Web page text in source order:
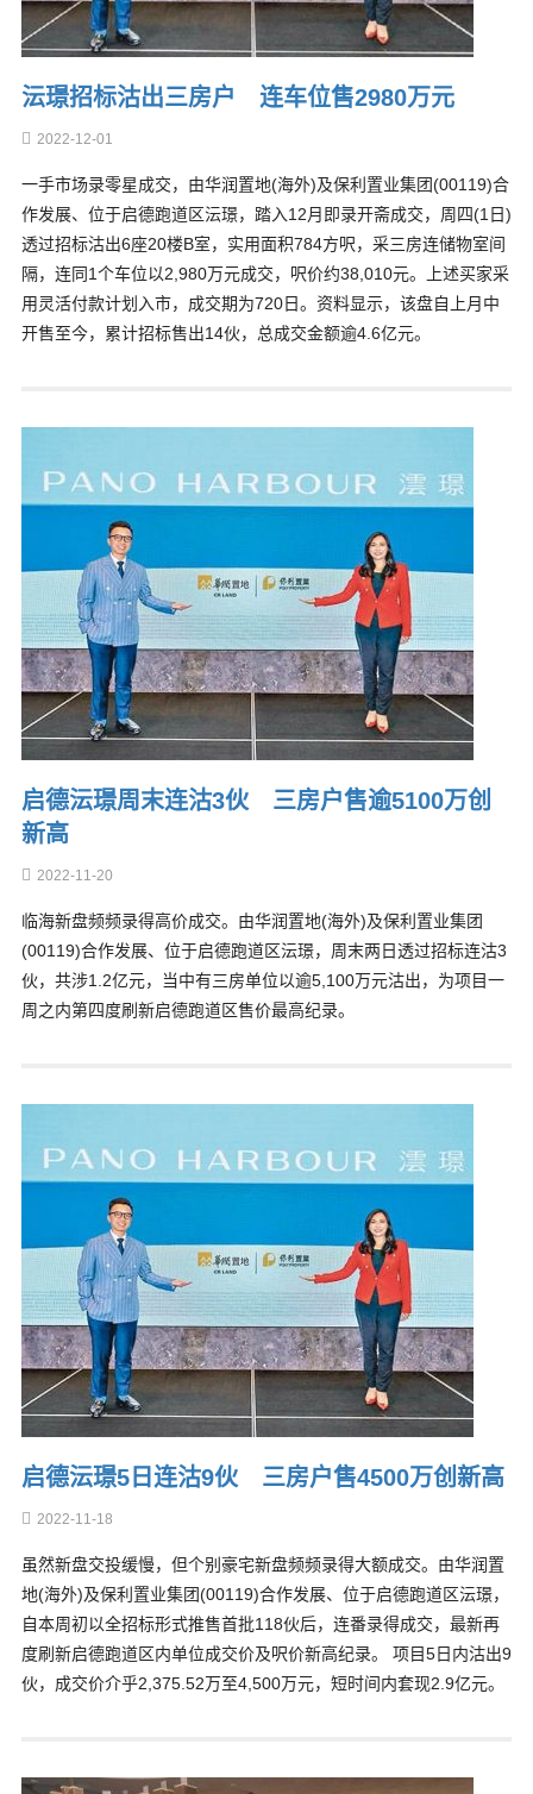
沄璟招标沽出三房户 连车位售2980万元
2022-12-01
一手市场录零星成交，由华润置地(海外)及保利置业集团(00119)合
作发展、位于启德跑道区沄璟，踏入12月即录开斋成交，周四(1日)
透过招标沽出6座20楼B室，实用面积784方呎，采三房连储物室间
隔，连同1个车位以2,980万元成交，呎价约38,010元。上述买家采
用灵活付款计划入市，成交期为720日。资料显示，该盘自上月中
开售至今，累计招标售出14伙，总成交金额逾4.6亿元。
启德沄璟周末连沽3伙 三房户售逾5100万创
新高
2022-11-20
临海新盘频频录得高价成交。由华润置地(海外)及保利置业集团
(00119)合作发展、位于启德跑道区沄璟，周末两日透过招标连沽3
伙，共涉1.2亿元，当中有三房单位以逾5,100万元沽出，为项目一
周之内第四度刷新启德跑道区售价最高纪录。
启德沄璟5日连沽9伙 三房户售4500万创新高
2022-11-18
虽然新盘交投缓慢，但个别豪宅新盘频频录得大额成交。由华润置
地(海外)及保利置业集团(00119)合作发展、位于启德跑道区沄璟，
自本周初以全招标形式推售首批118伙后，连番录得成交，最新再
度刷新启德跑道区内单位成交价及呎价新高纪录。 项目5日内沽出9
伙，成交价介乎2,375.52万至4,500万元，短时间内套现2.9亿元。